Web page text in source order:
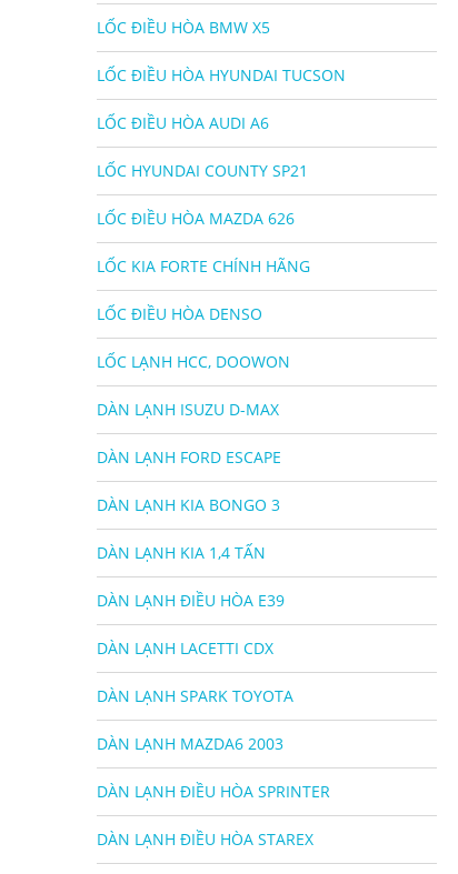
LỐC ĐIỀU HÒA BMW X5
LỐC ĐIỀU HÒA HYUNDAI TUCSON
LỐC ĐIỀU HÒA AUDI A6
LỐC HYUNDAI COUNTY SP21
LỐC ĐIỀU HÒA MAZDA 626
LỐC KIA FORTE CHÍNH HÃNG
LỐC ĐIỀU HÒA DENSO
LỐC LẠNH HCC, DOOWON
DÀN LẠNH ISUZU D-MAX
DÀN LẠNH FORD ESCAPE
DÀN LẠNH KIA BONGO 3
DÀN LẠNH KIA 1,4 TẤN
DÀN LẠNH ĐIỀU HÒA E39
DÀN LẠNH LACETTI CDX
DÀN LẠNH SPARK TOYOTA
DÀN LẠNH MAZDA6 2003
DÀN LẠNH ĐIỀU HÒA SPRINTER
DÀN LẠNH ĐIỀU HÒA STAREX